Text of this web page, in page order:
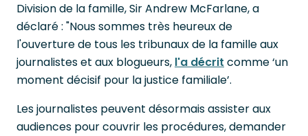
Division de la famille, Sir Andrew McFarlane, a
déclaré : "Nous sommes très heureux de
l'ouverture de tous les tribunaux de la famille aux
journalistes et aux blogueurs, l'a décrit comme ‘un
moment décisif pour la justice familiale’.
Les journalistes peuvent désormais assister aux
audiences pour couvrir les procédures, demander